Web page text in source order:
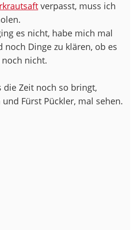
verpasst, muss ich
es nicht, habe mich mal
noch Dinge zu klären, ob es
nicht.
die Zeit noch so bringt,
Fürst Pückler, mal sehen.